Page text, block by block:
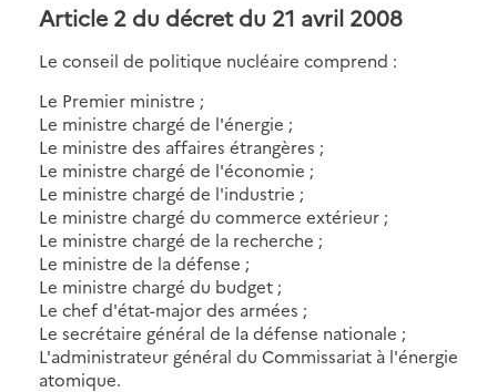
Article 2 du décret du 21 avril 2008
Le conseil de politique nucléaire comprend :
Le Premier ministre ;
Le ministre chargé de l'énergie ;
Le ministre des affaires étrangères ;
Le ministre chargé de l'économie ;
Le ministre chargé de l'industrie ;
Le ministre chargé du commerce extérieur ;
Le ministre chargé de la recherche ;
Le ministre de la défense ;
Le ministre chargé du budget ;
Le chef d'état-major des armées ;
Le secrétaire général de la défense nationale ;
L'administrateur général du Commissariat à l'énergie
atomique.